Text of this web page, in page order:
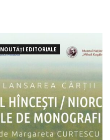
NOUTĂȚI EDITORIALE